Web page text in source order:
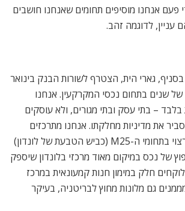
פעם אנחנו מוסיפים תחומים שאנחנו חושבים
עניין, לדוגמה זהב.
גארי הית, הצטרף לשורות הבנק בינואר
של שנים בתחום נכסי המקרקעין. אנחנו
– בתי עסק ובתי מגורים, ולא עוסקים
את מדיניות מחלקתו. אנחנו מתרכזים
באיזור לונדון רבתי, רצוי בתחומי ה-M25 (כביש הטבעת של לונדון)
של נכס במיקום מאוד מרכזי בלונדון שיספק
חלק במימון חנות קמעונאית במרכז
גם מלונות מחוץ לבריטניה, בעיקר